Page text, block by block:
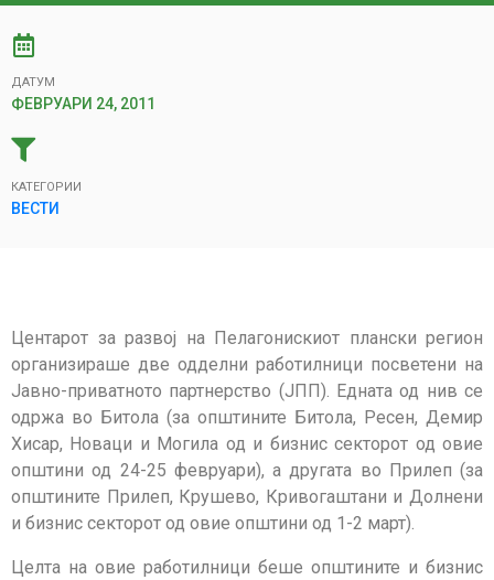
ДАТУМ
ФЕВРУАРИ 24, 2011
КАТЕГОРИИ
ВЕСТИ
Центарот за развој на Пелагонискиот плански регион
организираше две одделни работилници посветени на
Јавно-приватното партнерство (ЈПП). Едната од нив се
одржа во Битола (за општините Битола, Ресен, Демир
Хисар, Новаци и Могила од и бизнис секторот од овие
општини од 24-25 февруари), а другата во Прилеп (за
општините Прилеп, Крушево, Кривогаштани и Долнени
и бизнис секторот од овие општини од 1-2 март).
Целта на овие работилници беше општините и бизнис